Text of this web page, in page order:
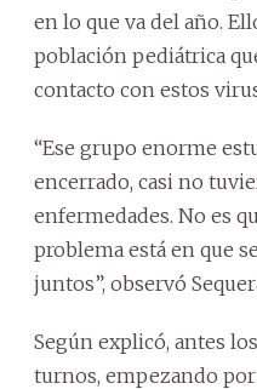
en lo que va del año.
población pediátrica
contacto con estos
“Ese grupo enorme
encerrado, casi no
enfermedades. No es
problema está en que
juntos”, observó
Según explicó, antes
turnos, empezando